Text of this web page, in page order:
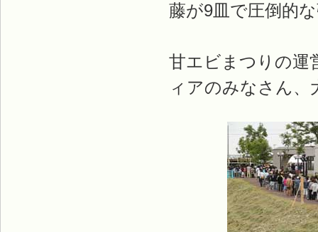
藤が9皿で圧倒的
甘エビまつりの運
ィアのみなさん